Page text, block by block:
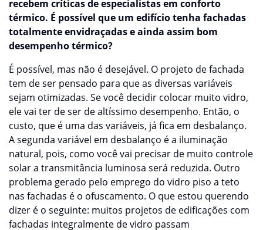
recebem críticas de especialistas em conforto
térmico. É possível que um edifício tenha fachadas
totalmente envidraçadas e ainda assim bom
desempenho térmico?
É possível, mas não é desejável. O projeto de fachada
tem de ser pensado para que as diversas variáveis
sejam otimizadas. Se você decidir colocar muito vidro,
ele vai ter de ser de altíssimo desempenho. Então, o
custo, que é uma das variáveis, já fica em desbalanço.
A segunda variável em desbalanço é a iluminação
natural, pois, como você vai precisar de muito controle
solar a transmitância luminosa será reduzida. Outro
problema gerado pelo emprego do vidro piso a teto
nas fachadas é o ofuscamento. O que estou querendo
dizer é o seguinte: muitos projetos de edificações com
fachadas integralmente de vidro passam